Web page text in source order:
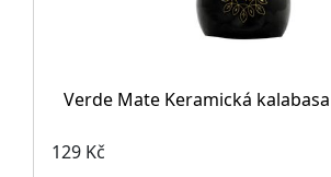
Verde Mate Keramická
129 Kč